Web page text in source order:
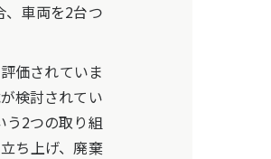
、車両を2台つ
価されていま
検討されてい
う2つの取り組
ち上げ、廃棄